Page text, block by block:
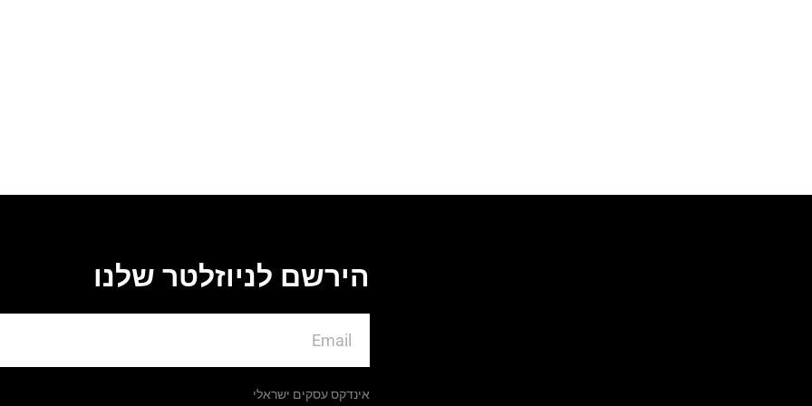
הירשם לניוזלטר שלנו
אינדקס עסקים ישראלי